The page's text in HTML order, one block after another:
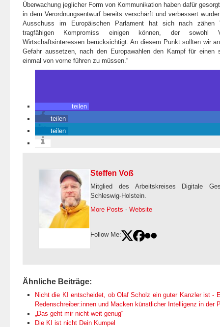
Überwachung jeglicher Form von Kommunikation haben dafür
in dem Verordnungsentwurf bereits verschärft und verbessert
Ausschuss im Europäischen Parlament hat sich nach zähen
tragfähigen Kompromiss einigen können, der sowohl
Wirtschaftsinteressen berücksichtigt. An diesem Punkt sollten wir
Gefahr aussetzen, nach den Europawahlen den Kampf für einen
einmal von vorne führen zu müssen.“
teilen
teilen
teilen
Steffen Voß
Mitglied des Arbeitskreises Digitale
Schleswig-Holstein.
More Posts -Website
Follow Me:
Ähnliche Beiträge:
Nicht die KI entscheidet, ob Olaf Scholz ein guter Kanzler ist -
Redenschreiber:innen und Macken künstlicher Intelligenz in der
„Das geht mir nicht weit genug“
Die KI ist nicht Dein Kumpel